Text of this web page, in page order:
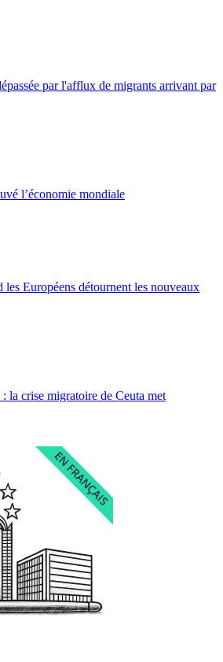
par l'afflux de migrants arrivant par
l’économie mondiale
les Européens détournent les nouveaux
: la crise migratoire de Ceuta met